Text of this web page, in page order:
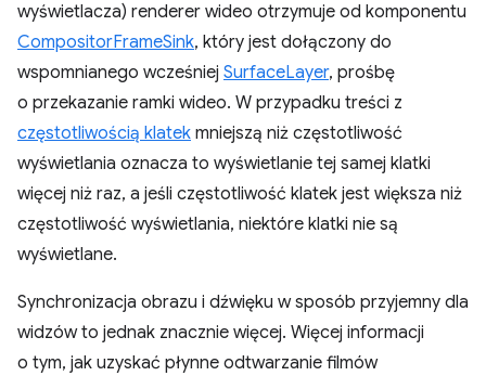
wyświetlacza) renderer wideo otrzymuje od komponentu
CompositorFrameSink, który jest dołączony do
wspomnianego wcześniej SurfaceLayer, prośbę
o przekazanie ramki wideo. W przypadku treści z
częstotliwością klatek mniejszą niż częstotliwość
wyświetlania oznacza to wyświetlanie tej samej klatki
więcej niż raz, a jeśli częstotliwość klatek jest większa niż
częstotliwość wyświetlania, niektóre klatki nie są
wyświetlane.
Synchronizacja obrazu i dźwięku w sposób przyjemny dla
widzów to jednak znacznie więcej. Więcej informacji
o tym, jak uzyskać płynne odtwarzanie filmów